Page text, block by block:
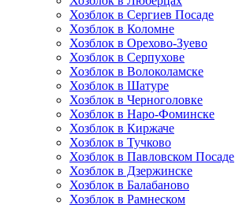
Хозблок в Сергиев Посаде
Хозблок в Коломне
Хозблок в Орехово-Зуево
Хозблок в Серпухове
Хозблок в Волоколамске
Хозблок в Шатуре
Хозблок в Черноголовке
Хозблок в Наро-Фоминске
Хозблок в Киржаче
Хозблок в Тучково
Хозблок в Павловском Посаде
Хозблок в Дзержинске
Хозблок в Балабаново
Хозблок в Рамнеском